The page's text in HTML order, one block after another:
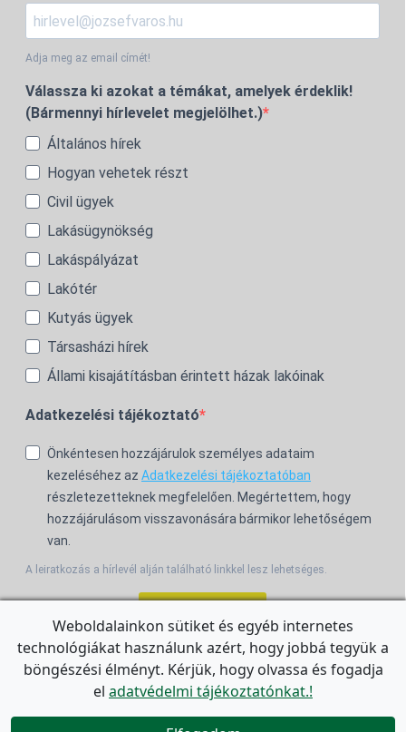
Adja meg az email címét!
Válassza ki azokat a témákat, amelyek érdeklik!
(Bármennyi hírlevelet megjelölhet.)
Általános hírek
Hogyan vehetek részt
Civil ügyek
Lakásügynökség
Lakáspályázat
Lakótér
Kutyás ügyek
Társasházi hírek
Állami kisajátításban érintett házak lakóinak
Adatkezelési tájékoztató
Önkéntesen hozzájárulok személyes adataim
kezeléséhez az Adatkezelési tájékoztatóban
részletezetteknek megfelelően. Megértettem, hogy
hozzájárulásom visszavonására bármikor lehetőségem
van.
A leiratkozás a hírlevél alján található linkkel lesz lehetséges.
For the English Newsletter, clickHERE.

Weboldalainkon sütiket és egyéb internetes
technológiákat használunk azért, hogy jobbá tegyük a
böngészési élményt. Kérjük, hogy olvassa és fogadja
el adatvédelmi tájékoztatónkat.!